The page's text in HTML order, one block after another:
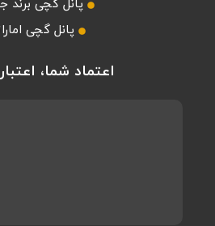
پانل گچی برند
پانل گچی
اعتماد شما،